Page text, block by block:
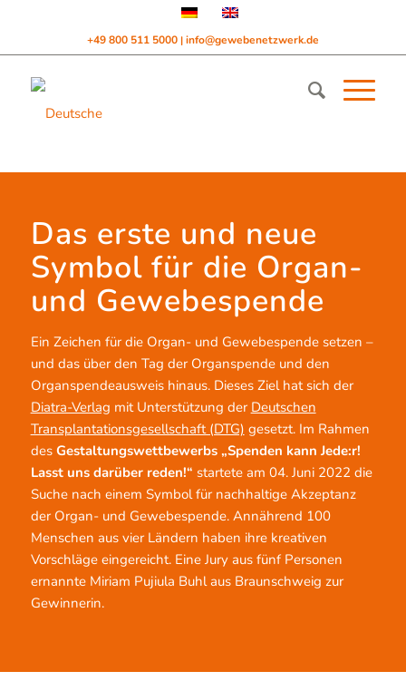
+49 800 511 5000 | info@gewebenetzwerk.de
Das erste und neue
Symbol für die Organ-
und Gewebespende
Ein Zeichen für die Organ- und Gewebespende setzen –
und das über den Tag der Organspende und den
Organspendeausweis hinaus. Dieses Ziel hat sich der
Diatra-Verlag mit Unterstützung der Deutschen
Transplantationsgesellschaft (DTG) gesetzt. Im Rahmen
des Gestaltungswettbewerbs „Spenden kann Jede:r!
Lasst uns darüber reden!“ startete am 04. Juni 2022 die
Suche nach einem Symbol für nachhaltige Akzeptanz
der Organ- und Gewebespende. Annährend 100
Menschen aus vier Ländern haben ihre kreativen
Vorschläge eingereicht. Eine Jury aus fünf Personen
ernannte Miriam Pujiula Buhl aus Braunschweig zur
Gewinnerin.